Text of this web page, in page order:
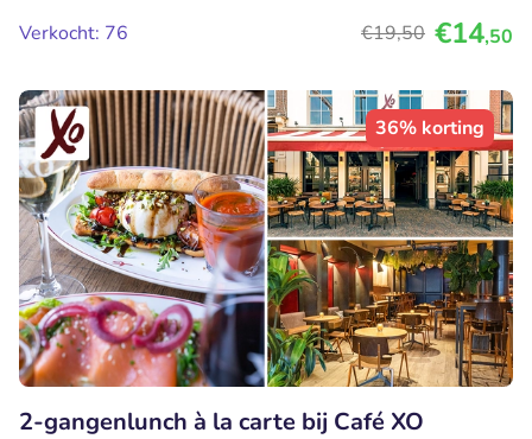
Verkocht: 76
€19,50 €14,50
36% korting
2-gangenlunch à la carte bij Café XO